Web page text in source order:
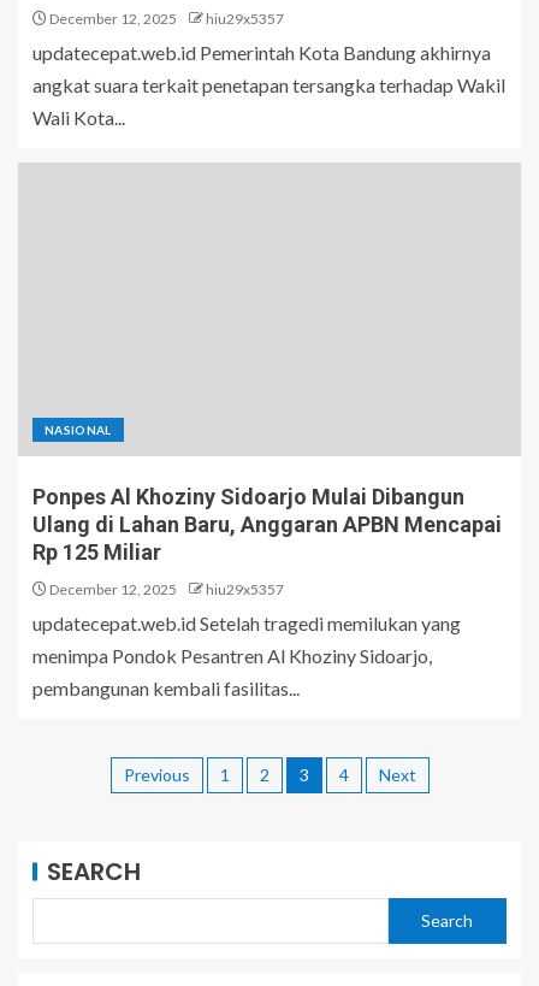
December 12, 2025 hiu29x5357
updatecepat.web.id Pemerintah Kota Bandung akhirnya
angkat suara terkait penetapan tersangka terhadap Wakil
Wali Kota...
NASIONAL
Ponpes Al Khoziny Sidoarjo Mulai Dibangun
Ulang di Lahan Baru, Anggaran APBN Mencapai
Rp 125 Miliar
December 12, 2025 hiu29x5357
updatecepat.web.id Setelah tragedi memilukan yang
menimpa Pondok Pesantren Al Khoziny Sidoarjo,
pembangunan kembali fasilitas...
Previous 1 2 3 4 Next
SEARCH
Search